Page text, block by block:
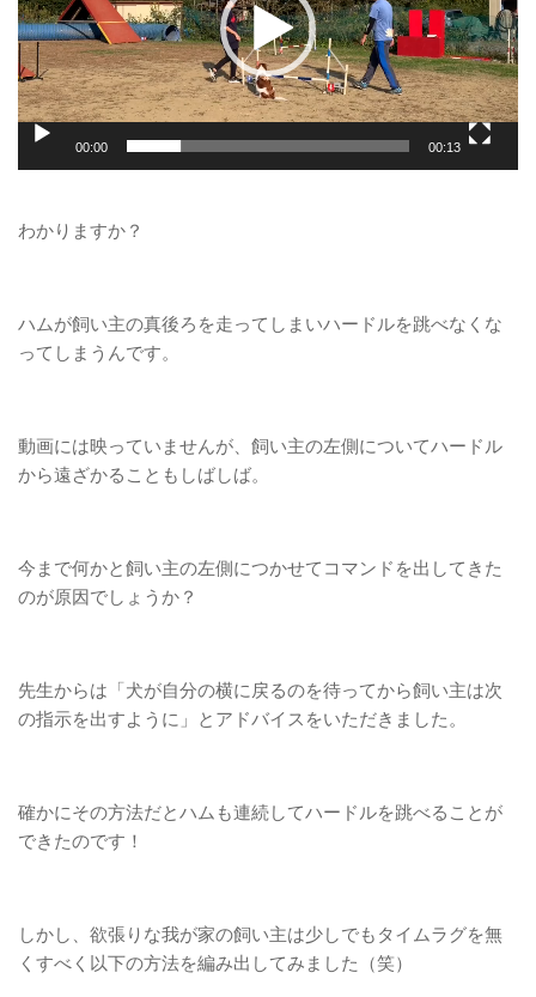
ー
ヤ
ー
00:00 00:13
わかりますか？
ハムが飼い主の真後ろを走ってしまいハードルを跳べなくな
ってしまうんです。
動画には映っていませんが、飼い主の左側についてハードル
から遠ざかることもしばしば。
今まで何かと飼い主の左側につかせてコマンドを出してきた
のが原因でしょうか？
先生からは「犬が自分の横に戻るのを待ってから飼い主は次
の指示を出すように」とアドバイスをいただきました。
確かにその方法だとハムも連続してハードルを跳べることが
できたのです！
しかし、欲張りな我が家の飼い主は少しでもタイムラグを無
くすべく以下の方法を編み出してみました（笑）